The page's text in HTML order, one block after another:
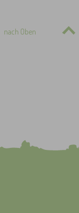
nach Oben